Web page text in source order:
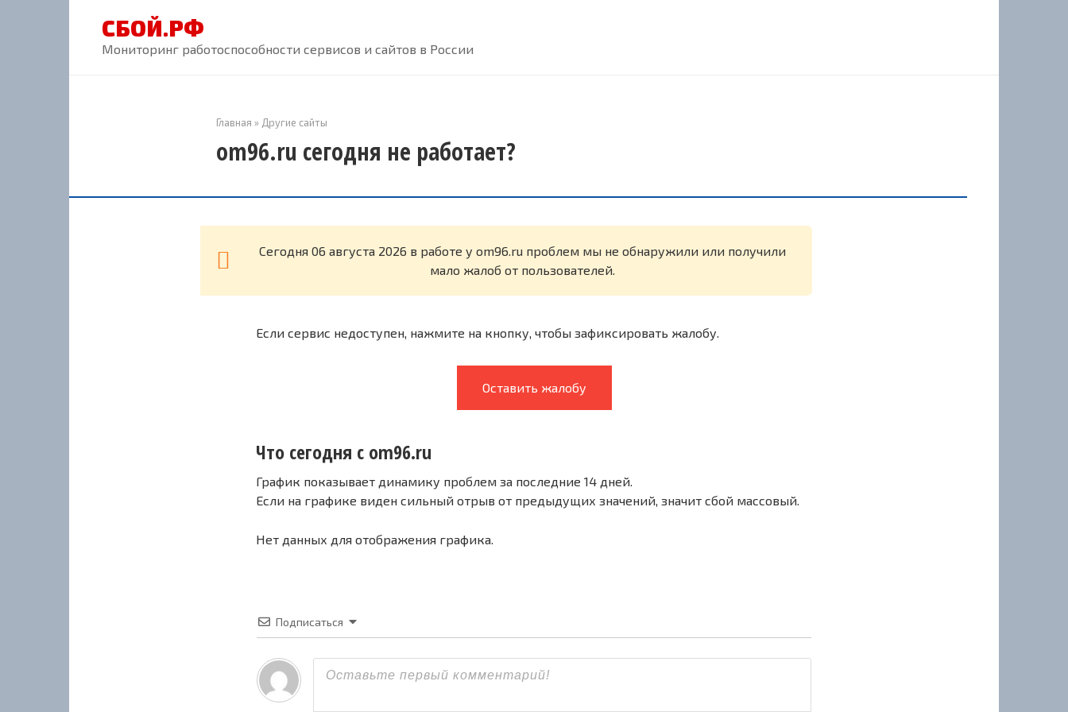
СБОЙ.РФ
Мониторинг работоспособности сервисов и сайтов в России
Главная » Другие сайты
om96.ru сегодня не работает?
Cегодня 06 августа 2026 в работе у om96.ru проблем мы не обнаружили или получили
мало жалоб от пользователей.
Если сервис недоступен, нажмите на кнопку, чтобы зафиксировать жалобу.
Оставить жалобу
Что сегодня с om96.ru
График показывает динамику проблем за последние 14 дней.
Если на графике виден сильный отрыв от предыдущих значений, значит сбой массовый.
Нет данных для отображения графика.
Подписаться